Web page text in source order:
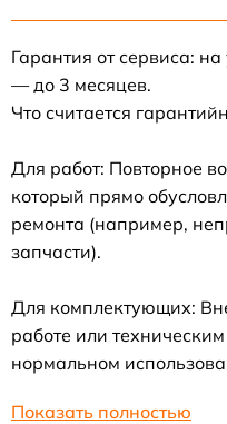
Гарантия от сервиса:
— до 3 месяцев.
Что считается
Для работ: Повторное
который прямо
ремонта (например,
запчасти).
Для комплектующих:
работе или
нормальном
Показать полностью